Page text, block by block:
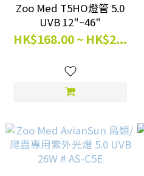
Zoo Med T5HO燈管 5.0
UVB 12"~46"
HK$168.00 ~ HK$2...